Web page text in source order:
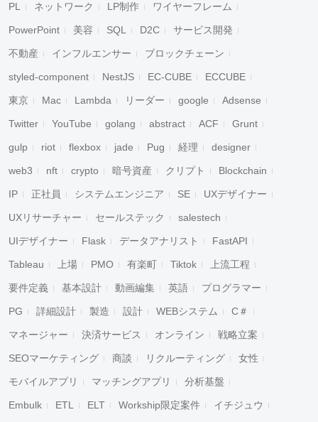
PL ネットワーク LP制作 ワイヤーフレーム
PowerPoint 美容 SQL D2C サービス開発
不動産 インフルエンサー ブロックチェーン
styled-component NestJS EC-CUBE ECCUBE
東京 Mac Lambda リーダー google Adsense
Twitter YouTube golang abstract ACF Grunt
gulp riot flexbox jade Pug 経理 designer
web3 nft crypto 暗号資産 クリプト Blockchain
IP 正社員 システムエンジニア SE UXデザイナー
UXリサーチャー セールステック salestech
UIデザイナー Flask データアナリスト FastAPI
Tableau 上場 PMO 有楽町 Tiktok 上流工程
要件定義 基本設計 動画編集 英語 プログラマー
PG 詳細設計 製造 設計 WEBシステム C＃
マネージャー 決済サービス オンライン 戦略立案
SEOマーケティング 商談 リクルーティング 女性
モバイルアプリ マッチングアプリ 分析基盤
Embulk ETL ELT Workship限定案件 イチジュウ